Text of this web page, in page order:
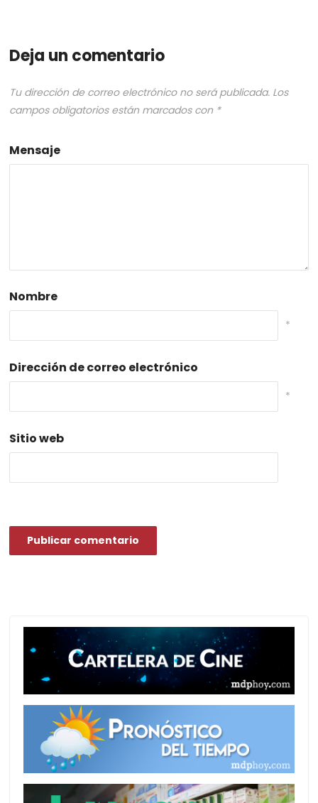
Deja un comentario
Tu dirección de correo electrónico no será publicada. Los
campos obligatorios están marcados con *
Mensaje
Nombre
*
Dirección de correo electrónico
*
Sitio web